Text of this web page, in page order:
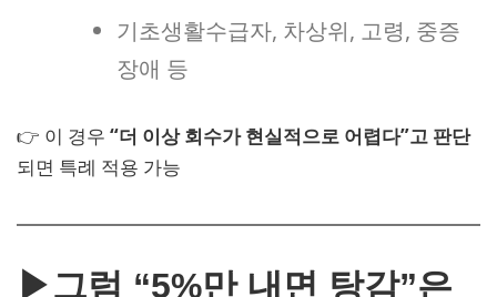
기초생활수급자, 차상위, 고령, 중증
장애 등
👉 이 경우 “더 이상 회수가 현실적으로 어렵다”고 판단
되면 특례 적용 가능
▶그럼 “5%만 내면 탕감”은